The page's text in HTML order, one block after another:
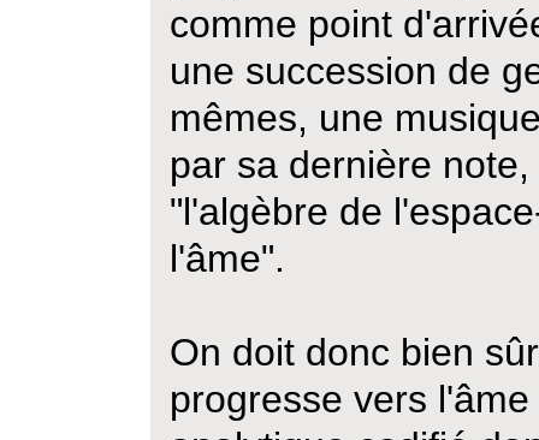
comme point
une succession de
mêmes, une
par sa dernière
"l'algèbre de
l'âme".
On doit donc bien
progresse vers